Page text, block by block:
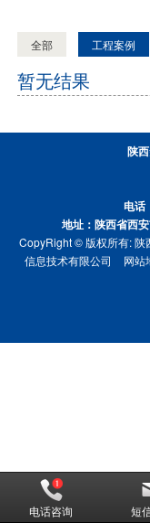
全部 工程案例
暂无结果
陕
电话
地址：陕西省西
CopyRight © 版权所有:陕
信息技术有限公司
网站
电话咨询 短